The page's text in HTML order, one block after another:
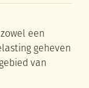
een
geheven
van